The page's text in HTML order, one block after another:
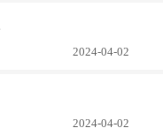
2024-04-02
2024-04-02